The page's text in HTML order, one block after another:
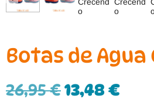
Botas de Agua
26,95€13,48 €